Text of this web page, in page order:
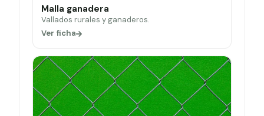
Malla ganadera
Vallados rurales y ganaderos.
Ver ficha